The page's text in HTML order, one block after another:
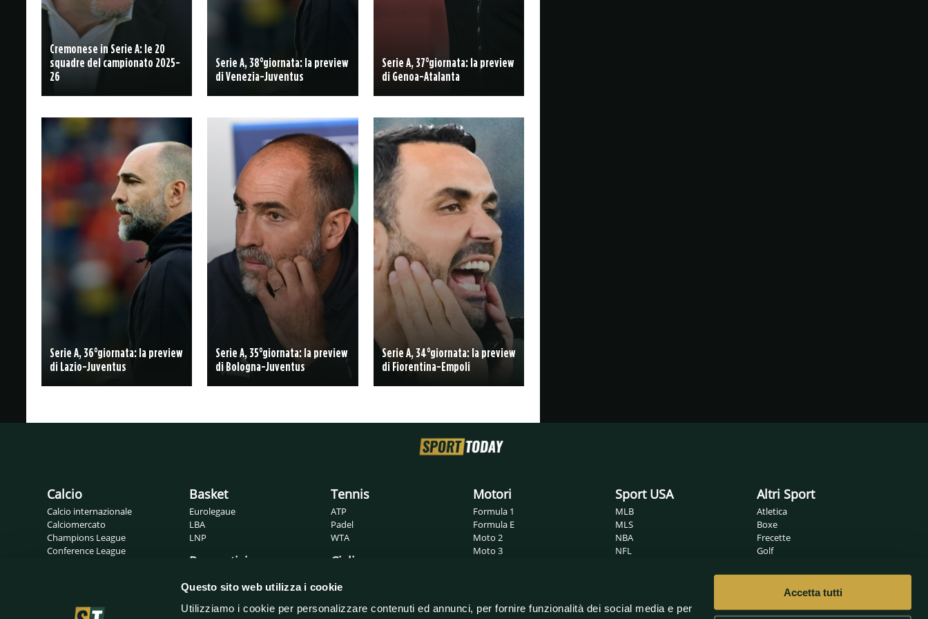
Questo sito web utilizza i cookie
Utilizziamo i cookie per personalizzare contenuti ed annunci, per fornire funzionalità dei social media e per
Accetta tutti
Cremonese in Serie A: le 20
squadre del campionato 2025-
26
Serie A, 38°giornata: la preview
di Venezia-Juventus
Serie A, 37°giornata: la preview
di Genoa-Atalanta
Serie A, 36°giornata: la preview
di Lazio-Juventus
Serie A, 35°giornata: la preview
di Bologna-Juventus
Serie A, 34°giornata: la preview
di Fiorentina-Empoli
Calcio
Calcio internazionale
Calciomercato
Champions League
Conference League
Basket
Eurolegaue
LBA
LNP
Pronostici
Gossip
Tennis
ATP
Padel
WTA
Ciclismo
Tour de France
Motori
Formula 1
Formula E
Moto 2
Moto 3
Sport USA
MLB
MLS
NBA
NFL
Altri Sport
Atletica
Boxe
Frecette
Golf
MMA
Pallanuoto